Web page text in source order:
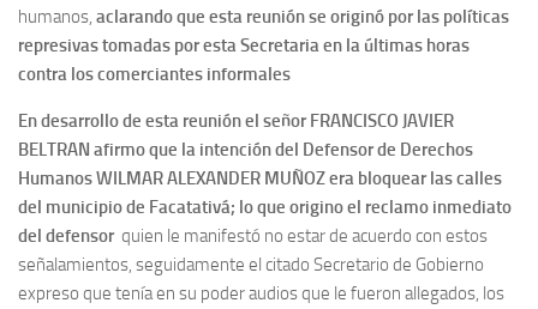
humanos, aclarando que esta reunión se originó por las políticas
represivas tomadas por esta Secretaria en la últimas horas
contra los comerciantes informales
En desarrollo de esta reunión el señor FRANCISCO JAVIER
BELTRAN afirmo que la intención del Defensor de Derechos
Humanos WILMAR ALEXANDER MUÑOZ era bloquear las calles
del municipio de Facatativá; lo que origino el reclamo inmediato
del defensor quien le manifestó no estar de acuerdo con estos
señalamientos, seguidamente el citado Secretario de Gobierno
expreso que tenía en su poder audios que le fueron allegados, los